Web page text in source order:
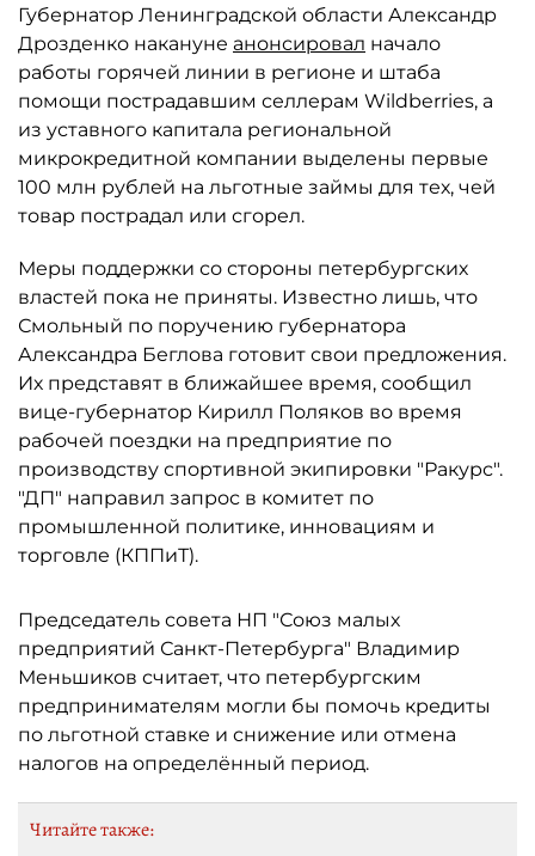
Губернатор Ленинградской области Александр
Дрозденко накануне анонсировал начало
работы горячей линии в регионе и штаба
помощи пострадавшим селлерам Wildberries, а
из уставного капитала региональной
микрокредитной компании выделены первые
100 млн рублей на льготные займы для тех, чей
товар пострадал или сгорел.
Меры поддержки со стороны петербургских
властей пока не приняты. Известно лишь, что
Смольный по поручению губернатора
Александра Беглова готовит свои предложения.
Их представят в ближайшее время, сообщил
вице-губернатор Кирилл Поляков во время
рабочей поездки на предприятие по
производству спортивной экипировки "Ракурс".
"ДП" направил запрос в комитет по
промышленной политике, инновациям и
торговле (КППиТ).
Председатель совета НП "Союз малых
предприятий Санкт-Петербурга" Владимир
Меньшиков считает, что петербургским
предпринимателям могли бы помочь кредиты
по льготной ставке и снижение или отмена
налогов на определённый период.
Читайте также: